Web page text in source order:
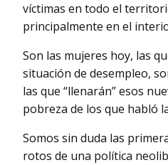
víctimas en todo el
principalmente en el
Son las mujeres hoy, las
situación de desempleo,
las que “llenarán” esos
pobreza de los que habló
Somos sin duda las
rotos de una política